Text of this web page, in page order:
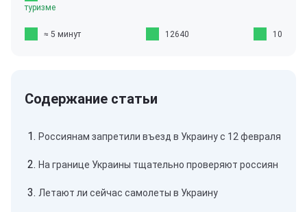
туризме
≈ 5 минут 12640 10
Россиянам запретили въезд в Украину с 12 февраля
На границе Украины тщательно проверяют россиян
Летают ли сейчас самолеты в Украину